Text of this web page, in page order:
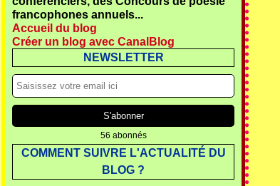
francophones annuels...
Accueil du blog
Créer un blog avec CanalBlog
NEWSLETTER
56 abonnés
COMMENT SUIVRE L'ACTUALITÉ DU
BLOG ?